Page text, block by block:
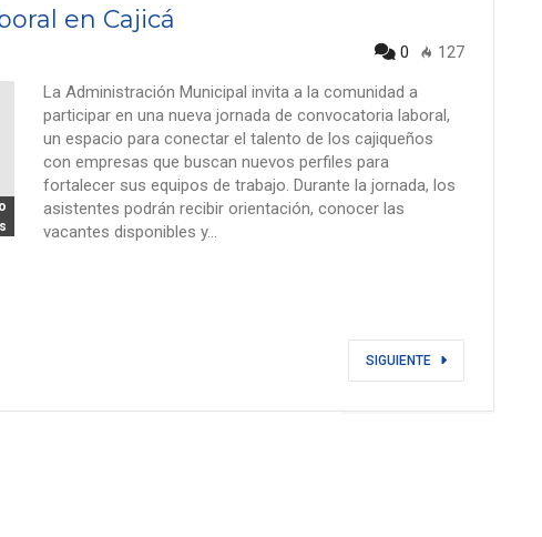
en Cajicá
0 127
La Administración Municipal invita a la comunidad a
participar en una nueva jornada de convocatoria laboral,
un espacio para conectar el talento de los cajiqueños
con empresas que buscan nuevos perfiles para
fortalecer sus equipos de trabajo. Durante la jornada, los
asistentes podrán recibir orientación, conocer las
vacantes disponibles y…
SIGUIENTE